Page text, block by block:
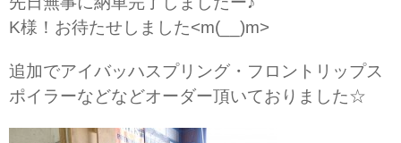
K様！お待たせしました<m(__)m>
追加でアイバッハスプリング・フロントリップス
ポイラーなどなどオーダー頂いておりました☆